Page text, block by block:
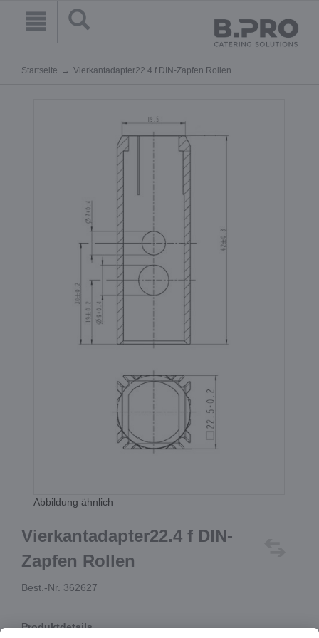
Startseite Vierkantadapter22.4 f DIN-Zapfen Rollen
Abbildung ähnlich
Vierkantadapter22.4 f DIN-
Zapfen Rollen
Best.-Nr. 362627
Produktdetails